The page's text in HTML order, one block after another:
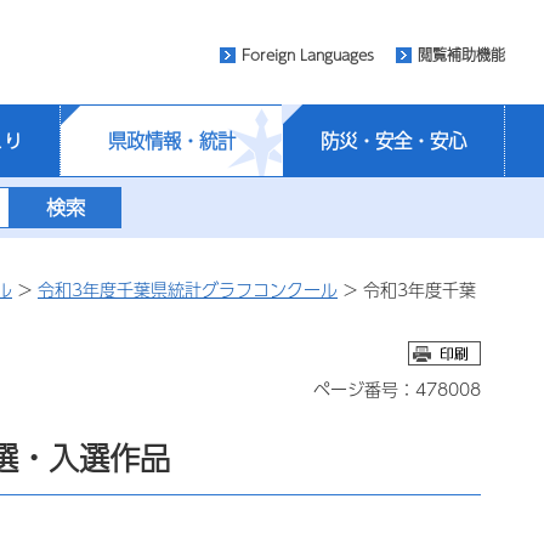
Foreign Languages 閲覧補助機能
県政情報・統計 防災・安全・安心
> 令和3年度千葉県統計グラフコンクール > 令和3年度千葉
ページ番号：478008
・入選作品